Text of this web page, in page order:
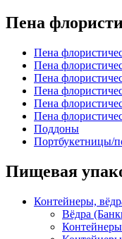
Пена
Пена
Пена
Пена
Пена
Пена
Пена
Поддоны
Портбукетницы/
Пищевая
Контейнеры,
Вёдра